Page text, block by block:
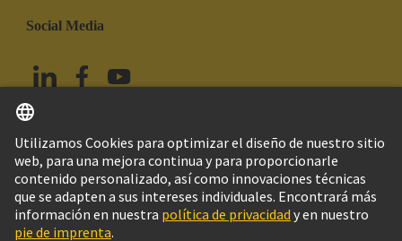
Social Media
México Español
© HARTING Technology Group